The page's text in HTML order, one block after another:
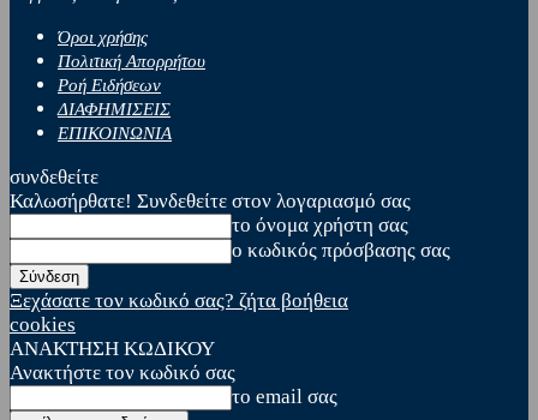
Όροι χρήσης
Πολιτική Απορρήτου
Ροή Ειδήσεων
ΔΙΑΦΗΜΙΣΕΙΣ
ΕΠΙΚΟΙΝΩΝΙΑ
συνδεθείτε
Καλωσήρθατε! Συνδεθείτε στον λογαριασμό σας
το όνομα χρήστη σας
ο κωδικός πρόσβασης σας
Ξεχάσατε τον κωδικό σας? ζήτα βοήθεια
cookies
ΑΝΑΚΤΗΣΗ ΚΩΔΙΚΟΥ
Ανακτήστε τον κωδικό σας
το email σας